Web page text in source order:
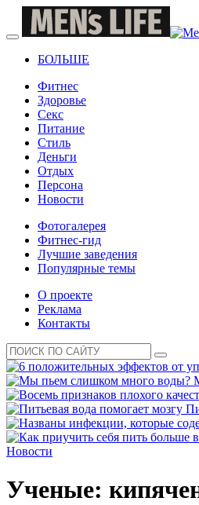
БОЛЬШЕ
Фитнес
Здоровье
Секс
Питание
Стиль
Деньги
Отдых
Персона
Новости
Фотогалерея
Фитнес-гид
Лучшие заведения
Популярные темы
О проекте
Реклама
Контакты
Новости
Ученые: